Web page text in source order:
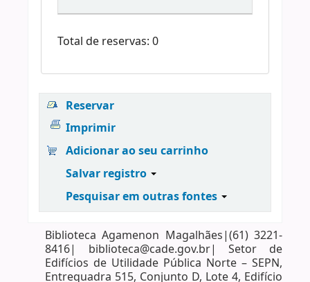
Total de reservas: 0
Reservar
Imprimir
Adicionar ao seu carrinho
Salvar registro
Pesquisar em outras fontes
Biblioteca Agamenon Magalhães|(61) 3221-
8416| biblioteca@cade.gov.br| Setor de
Edifícios de Utilidade Pública Norte – SEPN,
Entrequadra 515, Conjunto D, Lote 4, Edifício